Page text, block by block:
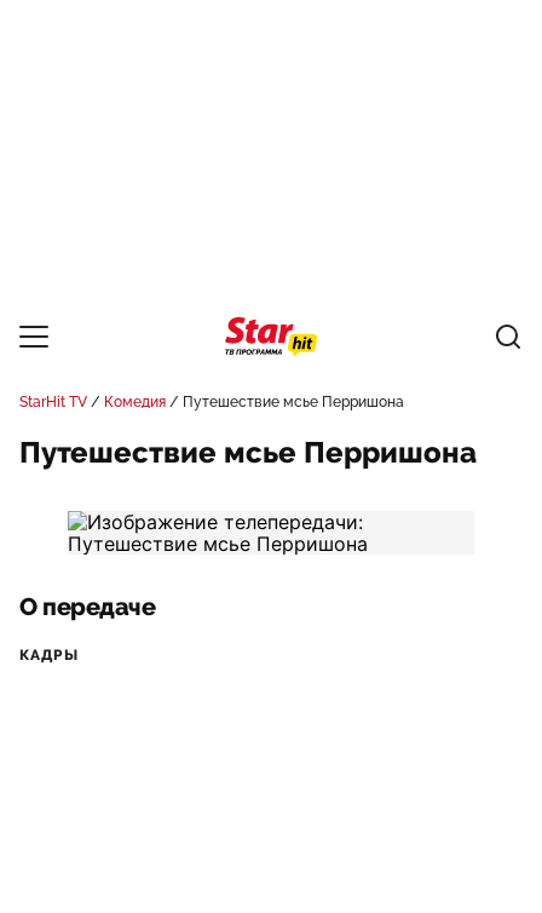
StarHit TV Комедия Путешествие мсье Перришона
Путешествие мсье Перришона
О передаче
КАДРЫ